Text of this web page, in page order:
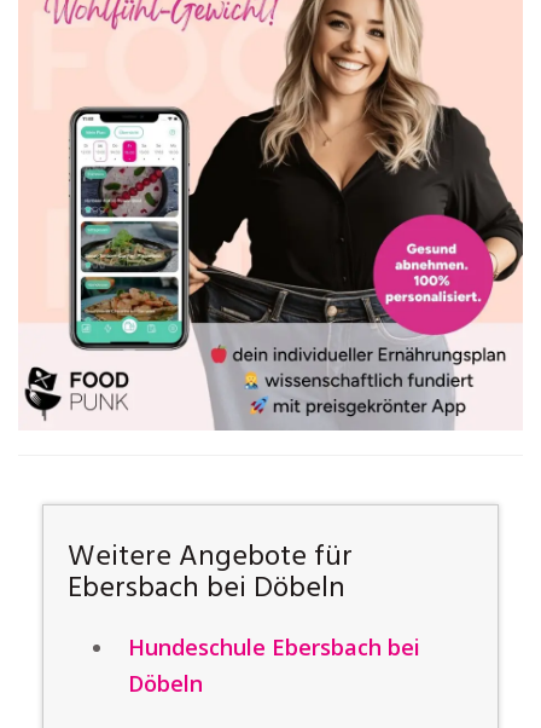
Weitere Angebote für
Ebersbach bei Döbeln
Hundeschule Ebersbach bei
Döbeln